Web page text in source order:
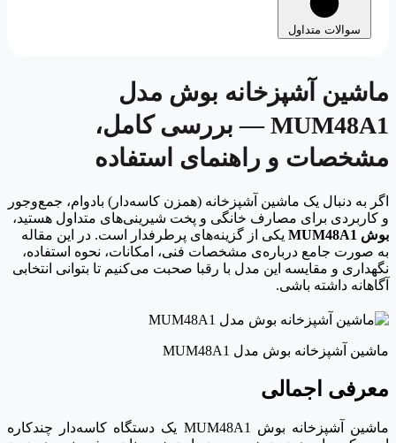
سوالات متداول
ماشین آشپزخانه بوش مدل
MUM48A1— بررسی کامل،
مشخصات و راهنمای استفاده
اگر به دنبال یک ماشین آشپزخانه (همزن کاسه‌دار) بادوام، جمع‌وجور
و کاربردی برای مصارف خانگی و پخت شیرینی‌های متداول هستید،
بوش MUM48A1
یکی از گزینه‌های پرطرفدار است. در این مقاله
به صورت جامع درباره‌ی مشخصات فنی، امکانات، نحوه استفاده،
نگهداری و مقایسه این مدل با رقبا صحبت می‌کنیم تا بتوانی انتخابی
آگاهانه داشته باشی.
ماشین آشپزخانه بوش مدل MUM48A1
معرفی اجمالی
ماشین آشپزخانه بوش MUM48A1 یک دستگاه کاسه‌دار چندکاره